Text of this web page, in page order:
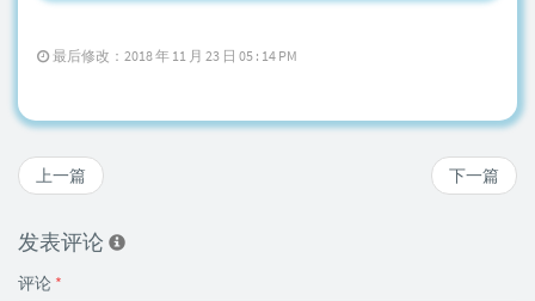
最后修改：2018 年 11 月 23 日 05 : 14 PM
下一篇
上一篇
发表评论
评论 *